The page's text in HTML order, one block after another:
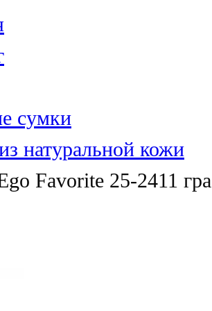
сумки
натуральной кожи
Favorite 25-2411